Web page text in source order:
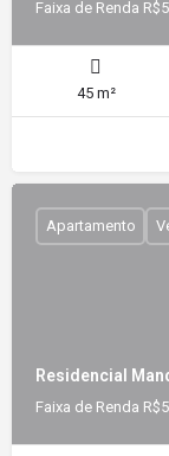
Faixa de Renda
45 m²
Residencial
Faixa de Renda
Apartamento